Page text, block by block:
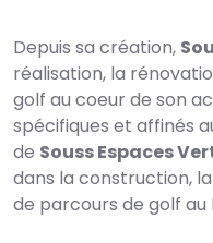
Depuis sa création,
réalisation, la
golf au coeur de son
spécifiques et affinés
de Souss Espaces
dans la construction,
de parcours de golf au